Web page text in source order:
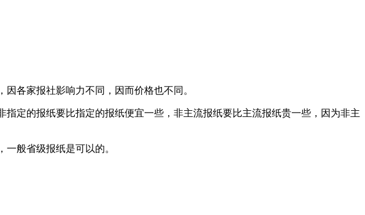
各家报社影响力不同，因而价格也不同。
定的报纸要比指定的报纸便宜一些，非主流报纸要比主流报纸贵一些，因为非主
般省级报纸是可以的。